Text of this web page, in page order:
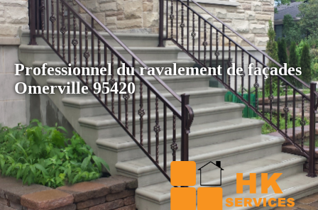
Professionnel du ravalement de façades
Omerville 95420